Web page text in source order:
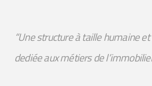
“Une structure à taille humaine
dediée aux métiers de